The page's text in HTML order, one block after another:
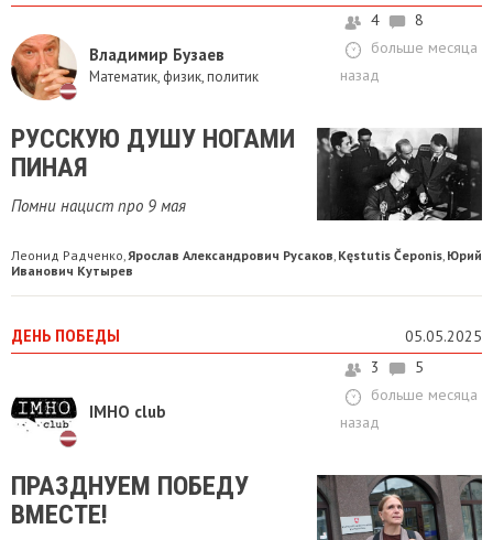
Владимир Бузаев
Математик, физик, политик
4
8
больше месяца
назад
РУССКУЮ ДУШУ НОГАМИ
ПИНАЯ
Помни нацист про 9 мая
Леонид Радченко, Ярослав Александрович Русаков, Kęstutis Čeponis, Юрий
Иванович Кутырев
ДЕНЬ ПОБЕДЫ 05.05.2025
IMHO club
3
5
больше месяца
назад
ПРАЗДНУЕМ ПОБЕДУ
ВМЕСТЕ!